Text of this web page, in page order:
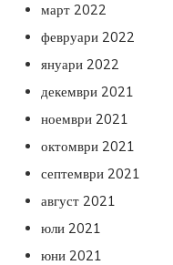
март 2022
февруари 2022
януари 2022
декември 2021
ноември 2021
октомври 2021
септември 2021
август 2021
юли 2021
юни 2021